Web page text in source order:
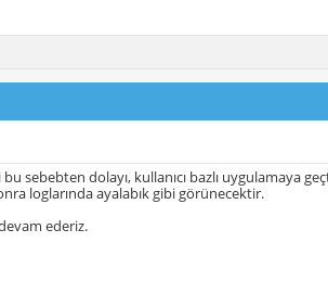
sebebten dolayı, kullanıcı bazlı uygulamaya
loglarında ayalabık gibi görünecektir.
ederiz.